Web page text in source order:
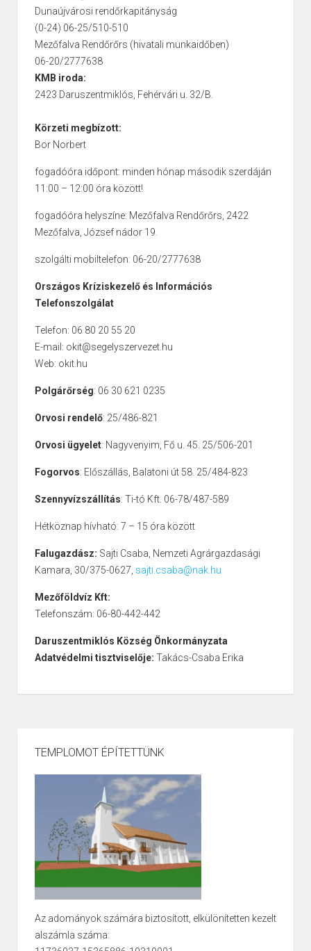
Dunaújvárosi rendőrkapitányság
(0-24) 06-25/510-510
Mezőfalva Rendőrőrs (hivatali munkaidőben)
06-20/2777638
KMB iroda:
2423 Daruszentmiklós, Fehérvári u. 32/B.
Körzeti megbízott:
Bor Norbert
fogadóóra időpont: minden hónap második szerdáján
11:00 – 12:00 óra között!
fogadóóra helyszíne: Mezőfalva Rendőrőrs, 2422
Mezőfalva, József nádor 19.
szolgálti mobiltelefon: 06-20/2777638
Országos Kríziskezelő és Információs
Telefonszolgálat
Telefon: 06 80 20 55 20
E-mail: okit@segelyszervezet.hu
Web: okit.hu
Polgárőrség: 06 30 621 0235
Orvosi rendelő: 25/486-821
Orvosi ügyelet: Nagyvenyim, Fő u. 45. 25/506-201
Fogorvos: Előszállás, Balatoni út 58. 25/484-823
Szennyvízszállítás: Ti-tó Kft. 06-78/487-589
Hétköznap hívható: 7 – 15 óra között
Falugazdász: Sajti Csaba, Nemzeti Agrárgazdasági
Kamara, 30/375-0627, sajti.csaba@nak.hu
Mezőföldvíz Kft:
Telefonszám: 06-80-442-442
Daruszentmiklós Község Önkormányzata
Adatvédelmi tisztviselője: Takács-Csaba Erika
TEMPLOMOT ÉPÍTETTÜNK
Az adományok számára biztosított, elkülönítetten kezelt
alszámla száma: